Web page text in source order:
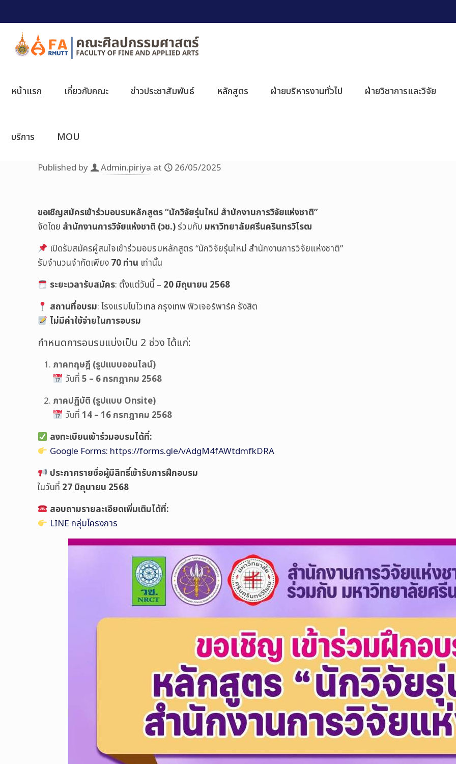
หน้าแรก เกี่ยวกับคณะ ข่าวประชาสัมพันธ์ หลักสูตร ฝ่ายบริหารงานทั่วไป ฝ่ายวิชาการและวิจัย
บริการ MOU
Published by Admin.piriya at 26/05/2025
ขอเชิญสมัครเข้าร่วมอบรมหลักสูตร “นักวิจัยรุ่นใหม่ สำนักงานการวิจัยแห่งชาติ”
จัดโดย สำนักงานการวิจัยแห่งชาติ (วช.)ร่วมกับ มหาวิทยาลัยศรีนครินทรวิโรฒ
เปิดรับสมัครผู้สนใจเข้าร่วมอบรมหลักสูตร “นักวิจัยรุ่นใหม่ สำนักงานการวิจัยแห่งชาติ”
รับจำนวนจำกัดเพียง70 ท่าน เท่านั้น
ระยะเวลารับสมัคร: ตั้งแต่วันนี้ – 20 มิถุนายน 2568
สถานที่อบรม: โรงแรมโนโวเทล กรุงเทพ ฟิวเจอร์พาร์ค รังสิต
ไม่มีค่าใช้จ่ายในการอบรม
กำหนดการอบรมแบ่งเป็น 2 ช่วง ได้แก่:
ภาคทฤษฎี (รูปแบบออนไลน์)
วันที่5 – 6 กรกฎาคม 2568
ภาคปฏิบัติ (รูปแบบ Onsite)
วันที่14 – 16 กรกฎาคม 2568
ลงทะเบียนเข้าร่วมอบรมได้ที่:
Google Forms: https://forms.gle/vAdgM4fAWtdmfkDRA
ประกาศรายชื่อผู้มีสิทธิ์เข้ารับการฝึกอบรม
ในวันที่ 27 มิถุนายน 2568
สอบถามรายละเอียดเพิ่มเติมได้ที่:
LINE กลุ่มโครงการ